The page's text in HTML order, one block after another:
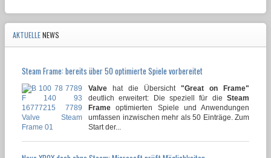
AKTUELLENEWS
Steam Frame: bereits über 50 optimierte Spiele vorbereitet
Valve hat die Übersicht "Great on Frame"
deutlich erweitert: Die speziell für die Steam
Frame optimierten Spiele und Anwendungen
umfassen inzwischen mehr als 50 Einträge. Zum
Start der...